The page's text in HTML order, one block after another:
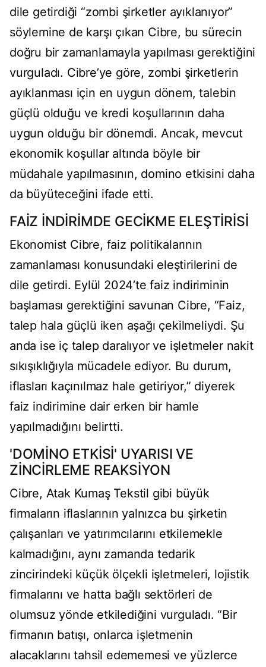
dile getirdiği “zombi şirketler ayıklanıyor”
söylemine de karşı çıkan Cibre, bu sürecin
doğru bir zamanlamayla yapılması gerektiğini
vurguladı. Cibre’ye göre, zombi şirketlerin
ayıklanması için en uygun dönem, talebin
güçlü olduğu ve kredi koşullarının daha
uygun olduğu bir dönemdi. Ancak, mevcut
ekonomik koşullar altında böyle bir
müdahale yapılmasının, domino etkisini daha
da büyüteceğini ifade etti.
FAİZ İNDİRİMDE GECİKME ELEŞTİRİSİ
Ekonomist Cibre, faiz politikalarının
zamanlaması konusundaki eleştirilerini de
dile getirdi. Eylül 2024’te faiz indiriminin
başlaması gerektiğini savunan Cibre, “Faiz,
talep hala güçlü iken aşağı çekilmeliydi. Şu
anda ise iç talep daralıyor ve işletmeler nakit
sıkışıklığıyla mücadele ediyor. Bu durum,
iflasları kaçınılmaz hale getiriyor,” diyerek
faiz indirimine dair erken bir hamle
yapılmadığını belirtti.
'DOMİNO ETKİSİ' UYARISI VE
ZİNCİRLEME REAKSİYON
Cibre, Atak Kumaş Tekstil gibi büyük
firmaların iflaslarının yalnızca bu şirketin
çalışanları ve yatırımcılarını etkilemekle
kalmadığını, aynı zamanda tedarik
zincirindeki küçük ölçekli işletmeleri, lojistik
firmalarını ve hatta bağlı sektörleri de
olumsuz yönde etkilediğini vurguladı. “Bir
firmanın batışı, onlarca işletmenin
alacaklarını tahsil edememesi ve yüzlerce